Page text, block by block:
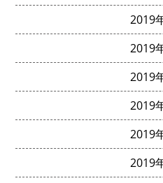
2019
2019
2019
2019
2019
2019